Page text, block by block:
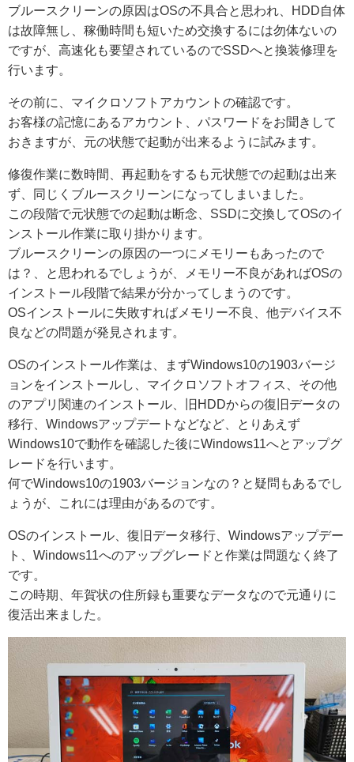
ブルースクリーンの原因はOSの不具合と思われ、HDD自体
は故障無し、稼働時間も短いため交換するには勿体ないの
ですが、高速化も要望されているのでSSDへと換装修理を
行います。
その前に、マイクロソフトアカウントの確認です。
お客様の記憶にあるアカウント、パスワードをお聞きして
おきますが、元の状態で起動が出来るように試みます。
修復作業に数時間、再起動をするも元状態での起動は出来
ず、同じくブルースクリーンになってしまいました。
この段階で元状態での起動は断念、SSDに交換してOSのイ
ンストール作業に取り掛かります。
ブルースクリーンの原因の一つにメモリーもあったので
は？、と思われるでしょうが、メモリー不良があればOSの
インストール段階で結果が分かってしまうのです。
OSインストールに失敗すればメモリー不良、他デバイス不
良などの問題が発見されます。
OSのインストール作業は、まずWindows10の1903バージ
ョンをインストールし、マイクロソフトオフィス、その他
のアプリ関連のインストール、旧HDDからの復旧データの
移行、Windowsアップデートなどなど、とりあえず
Windows10で動作を確認した後にWindows11へとアップグ
レードを行います。
何でWindows10の1903バージョンなの？と疑問もあるでし
ょうが、これには理由があるのです。
OSのインストール、復旧データ移行、Windowsアップデー
ト、Windows11へのアップグレードと作業は問題なく終了
です。
この時期、年賀状の住所録も重要なデータなので元通りに
復活出来ました。